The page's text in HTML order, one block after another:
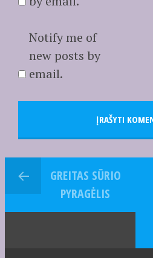
Notify me of
new posts by
email.
GREITAS SŪRIO
PYRAGĖLIS